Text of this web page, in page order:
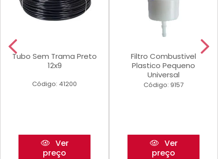
Tubo Sem Trama Preto
12x9
Código: 41200
Ver
preço
Filtro Combustivel
Plastico Pequeno
Universal
Código: 9157
Ver
preço